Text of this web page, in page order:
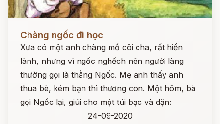
Chàng ngốc đi học
Xưa có một anh chàng mồ côi cha, rất hiền
lành, nhưng vì ngốc nghếch nên người làng
thường gọi là thằng Ngốc. Mẹ anh thấy anh
thua bè, kém bạn thì thương con. Một hôm, bà
gọi Ngốc lại, giúi cho một túi bạc và dặn:
24-09-2020